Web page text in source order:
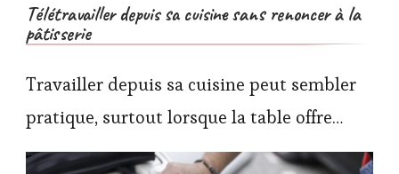
Télétravailler depuis sa cuisine sans renoncer à la
pâtisserie
Travailler depuis sa cuisine peut sembler
pratique, surtout lorsque la table offre…